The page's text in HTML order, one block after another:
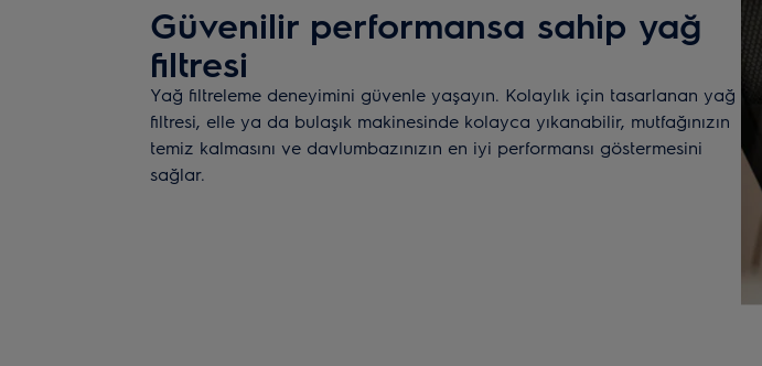
Güvenilir performansa sahip yağ
filtresi
Yağ filtreleme deneyimini güvenle yaşayın. Kolaylık için tasarlanan yağ
filtresi, elle ya da bulaşık makinesinde kolayca yıkanabilir, mutfağınızın
temiz kalmasını ve davlumbazınızın en iyi performansı göstermesini
sağlar.